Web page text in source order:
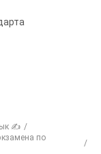
✍
по